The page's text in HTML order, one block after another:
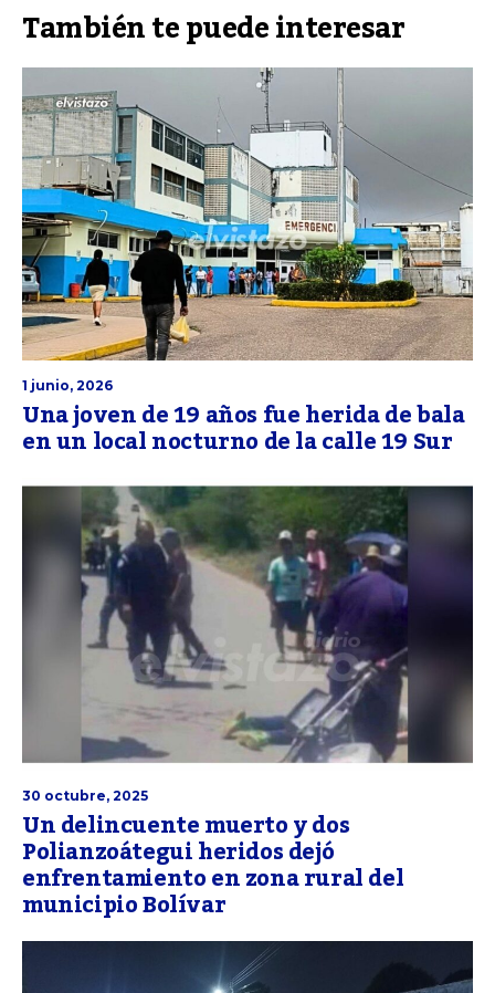
También te puede interesar
1 junio, 2026
Una joven de 19 años fue herida de bala
en un local nocturno de la calle 19 Sur
30 octubre, 2025
Un delincuente muerto y dos
Polianzoátegui heridos dejó
enfrentamiento en zona rural del
municipio Bolívar